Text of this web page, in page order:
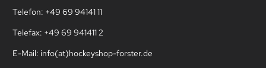
Telefon: +49 69 94141 11
Telefax: +49 69 941411 2
E-Mail: info(at)hockeyshop-forster.de